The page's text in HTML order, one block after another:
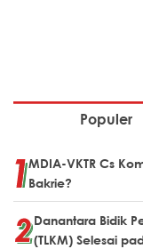
Populer
MDIA-VKTR Cs
Bakrie?
Danantara Bidik
(TLKM) Selesai